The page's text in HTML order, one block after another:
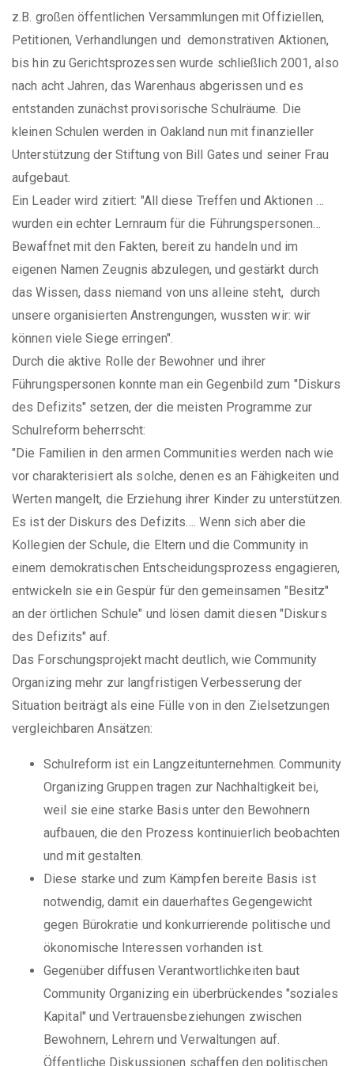
z.B. großen öffentlichen Versammlungen mit Offiziellen,
Petitionen, Verhandlungen und demonstrativen Aktionen,
bis hin zu Gerichtsprozessen wurde schließlich 2001, also
nach acht Jahren, das Warenhaus abgerissen und es
entstanden zunächst provisorische Schulräume. Die
kleinen Schulen werden in Oakland nun mit finanzieller
Unterstützung der Stiftung von Bill Gates und seiner Frau
aufgebaut.
Ein Leader wird zitiert: "All diese Treffen und Aktionen …
wurden ein echter Lernraum für die Führungspersonen…
Bewaffnet mit den Fakten, bereit zu handeln und im
eigenen Namen Zeugnis abzulegen, und gestärkt durch
das Wissen, dass niemand von uns alleine steht, durch
unsere organisierten Anstrengungen, wussten wir: wir
können viele Siege erringen".
Durch die aktive Rolle der Bewohner und ihrer
Führungspersonen konnte man ein Gegenbild zum "Diskurs
des Defizits" setzen, der die meisten Programme zur
Schulreform beherrscht:
"Die Familien in den armen Communities werden nach wie
vor charakterisiert als solche, denen es an Fähigkeiten und
Werten mangelt, die Erziehung ihrer Kinder zu unterstützen.
Es ist der Diskurs des Defizits…. Wenn sich aber die
Kollegien der Schule, die Eltern und die Community in
einem demokratischen Entscheidungsprozess engagieren,
entwickeln sie ein Gespür für den gemeinsamen "Besitz"
an der örtlichen Schule" und lösen damit diesen "Diskurs
des Defizits" auf.
Das Forschungsprojekt macht deutlich, wie Community
Organizing mehr zur langfristigen Verbesserung der
Situation beiträgt als eine Fülle von in den Zielsetzungen
vergleichbaren Ansätzen:
Schulreform ist ein Langzeitunternehmen. Community
Organizing Gruppen tragen zur Nachhaltigkeit bei,
weil sie eine starke Basis unter den Bewohnern
aufbauen, die den Prozess kontinuierlich beobachten
und mit gestalten.
Diese starke und zum Kämpfen bereite Basis ist
notwendig, damit ein dauerhaftes Gegengewicht
gegen Bürokratie und konkurrierende politische und
ökonomische Interessen vorhanden ist.
Gegenüber diffusen Verantwortlichkeiten baut
Community Organizing ein überbrückendes "soziales
Kapital" und Vertrauensbeziehungen zwischen
Bewohnern, Lehrern und Verwaltungen auf.
Öffentliche Diskussionen schaffen den politischen